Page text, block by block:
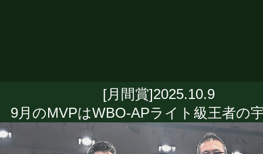
[月間賞]2025.10.9
9月のMVPはWBO-APライト級王者の